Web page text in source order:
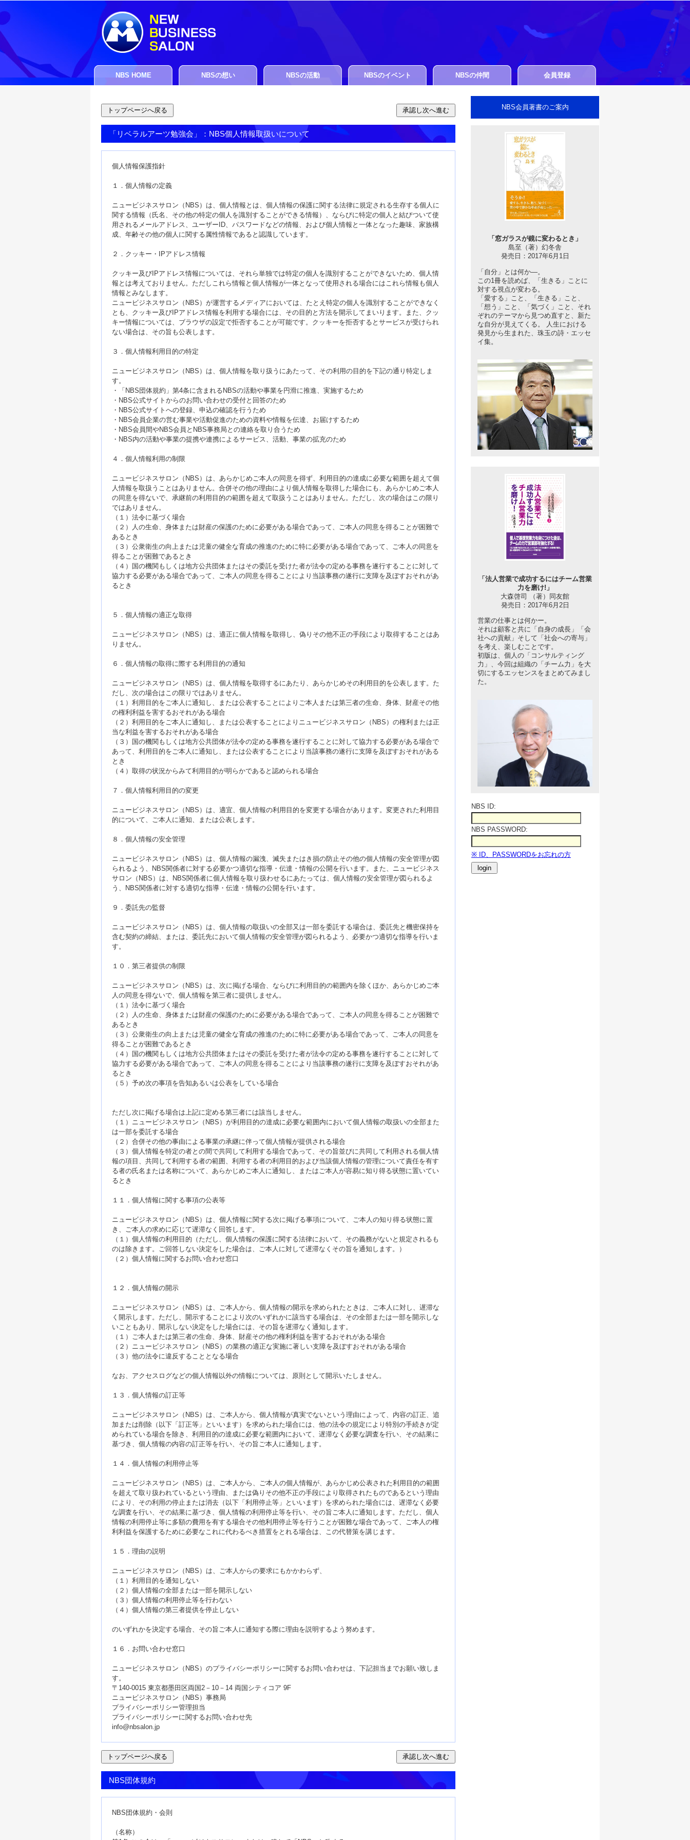
NBS HOME NBSの想い NBSの活動 NBSのイベント NBSの仲間 会員登録
「リベラルアーツ勉強会」：NBS個人情報取扱いについて
個人情報保護指針
１．個人情報の定義
ニュービジネスサロン（NBS）は、個人情報とは、個人情報の保護に関する法律に規定される生存する個人に
関する情報（氏名、その他の特定の個人を識別することができる情報）、ならびに特定の個人と結びついて使
用されるメールアドレス、ユーザーID、パスワードなどの情報、および個人情報と一体となった趣味、家族構
成、年齢その他の個人に関する属性情報であると認識しています。
２．クッキー・IPアドレス情報
クッキー及びIPアドレス情報については、それら単独では特定の個人を識別することができないため、個人情
報とは考えておりません。ただしこれら情報と個人情報が一体となって使用される場合にはこれら情報も個人
情報とみなします。
ニュービジネスサロン（NBS）が運営するメディアにおいては、たとえ特定の個人を識別することができなく
とも、クッキー及びIPアドレス情報を利用する場合には、その目的と方法を開示してまいります。また、クッ
キー情報については、ブラウザの設定で拒否することが可能です。クッキーを拒否するとサービスが受けられ
ない場合は、その旨も公表します。
３．個人情報利用目的の特定
ニュービジネスサロン（NBS）は、個人情報を取り扱うにあたって、その利用の目的を下記の通り特定しま
す。
・「NBS団体規約」第4条に含まれるNBSの活動や事業を円滑に推進、実施するため
・NBS公式サイトからのお問い合わせの受付と回答のため
・NBS公式サイトへの登録、申込の確認を行うため
・NBS会員企業の営む事業や活動促進のための資料や情報を伝達、お届けするため
・NBS会員間やNBS会員とNBS事務局との連絡を取り合うため
・NBS内の活動や事業の提携や連携によるサービス、活動、事業の拡充のため
４．個人情報利用の制限
ニュービジネスサロン（NBS）は、あらかじめご本人の同意を得ず、利用目的の達成に必要な範囲を超えて個
人情報を取扱うことはありません。合併その他の理由により個人情報を取得した場合にも、あらかじめご本人
の同意を得ないで、承継前の利用目的の範囲を超えて取扱うことはありません。ただし、次の場合はこの限り
ではありません。
（１）法令に基づく場合
（２）人の生命、身体または財産の保護のために必要がある場合であって、ご本人の同意を得ることが困難で
あるとき
（３）公衆衛生の向上または児童の健全な育成の推進のために特に必要がある場合であって、ご本人の同意を
得ることが困難であるとき
（４）国の機関もしくは地方公共団体またはその委託を受けた者が法令の定める事務を遂行することに対して
協力する必要がある場合であって、ご本人の同意を得ることにより当該事務の遂行に支障を及ぼすおそれがあ
るとき
５．個人情報の適正な取得
ニュービジネスサロン（NBS）は、適正に個人情報を取得し、偽りその他不正の手段により取得することはあ
りません。
６．個人情報の取得に際する利用目的の通知
ニュービジネスサロン（NBS）は、個人情報を取得するにあたり、あらかじめその利用目的を公表します。た
だし、次の場合はこの限りではありません。
（１）利用目的をご本人に通知し、または公表することによりご本人または第三者の生命、身体、財産その他
の権利利益を害するおそれがある場合
（２）利用目的をご本人に通知し、または公表することによりニュービジネスサロン（NBS）の権利または正
当な利益を害するおそれがある場合
（３）国の機関もしくは地方公共団体が法令の定める事務を遂行することに対して協力する必要がある場合で
あって、利用目的をご本人に通知し、または公表することにより当該事務の遂行に支障を及ぼすおそれがある
とき
（４）取得の状況からみて利用目的が明らかであると認められる場合
７．個人情報利用目的の変更
ニュービジネスサロン（NBS）は、適宜、個人情報の利用目的を変更する場合があります。変更された利用目
的について、ご本人に通知、または公表します。
８．個人情報の安全管理
ニュービジネスサロン（NBS）は、個人情報の漏洩、滅失またはき損の防止その他の個人情報の安全管理が図
られるよう、NBS関係者に対する必要かつ適切な指導・伝達・情報の公開を行います。また、ニュービジネス
サロン（NBS）は、NBS関係者に個人情報を取り扱わせるにあたっては、個人情報の安全管理が図られるよ
う、NBS関係者に対する適切な指導・伝達・情報の公開を行います。
９．委託先の監督
ニュービジネスサロン（NBS）は、個人情報の取扱いの全部又は一部を委託する場合は、委託先と機密保持を
含む契約の締結、または、委託先において個人情報の安全管理が図られるよう、必要かつ適切な指導を行いま
す。
１０．第三者提供の制限
ニュービジネスサロン（NBS）は、次に掲げる場合、ならびに利用目的の範囲内を除くほか、あらかじめご本
人の同意を得ないで、個人情報を第三者に提供しません。
（１）法令に基づく場合
（２）人の生命、身体または財産の保護のために必要がある場合であって、ご本人の同意を得ることが困難で
あるとき
（３）公衆衛生の向上または児童の健全な育成の推進のために特に必要がある場合であって、ご本人の同意を
得ることが困難であるとき
（４）国の機関もしくは地方公共団体またはその委託を受けた者が法令の定める事務を遂行することに対して
協力する必要がある場合であって、ご本人の同意を得ることにより当該事務の遂行に支障を及ぼすおそれがあ
るとき
（５）予め次の事項を告知あるいは公表をしている場合
ただし次に掲げる場合は上記に定める第三者には該当しません。
（１）ニュービジネスサロン（NBS）が利用目的の達成に必要な範囲内において個人情報の取扱いの全部また
は一部を委託する場合
（２）合併その他の事由による事業の承継に伴って個人情報が提供される場合
（３）個人情報を特定の者との間で共同して利用する場合であって、その旨並びに共同して利用される個人情
報の項目、共同して利用する者の範囲、利用する者の利用目的および当該個人情報の管理について責任を有す
る者の氏名または名称について、あらかじめご本人に通知し、またはご本人が容易に知り得る状態に置いてい
るとき
１１．個人情報に関する事項の公表等
ニュービジネスサロン（NBS）は、個人情報に関する次に掲げる事項について、ご本人の知り得る状態に置
き、ご本人の求めに応じて遅滞なく回答します。
（１）個人情報の利用目的（ただし、個人情報の保護に関する法律において、その義務がないと規定されるも
のは除きます。ご回答しない決定をした場合は、ご本人に対して遅滞なくその旨を通知します。）
（２）個人情報に関するお問い合わせ窓口
１２．個人情報の開示
ニュービジネスサロン（NBS）は、ご本人から、個人情報の開示を求められたときは、ご本人に対し、遅滞な
く開示します。ただし、開示することにより次のいずれかに該当する場合は、その全部または一部を開示しな
いこともあり、開示しない決定をした場合には、その旨を遅滞なく通知します。
（１）ご本人または第三者の生命、身体、財産その他の権利利益を害するおそれがある場合
（２）ニュービジネスサロン（NBS）の業務の適正な実施に著しい支障を及ぼすおそれがある場合
（３）他の法令に違反することとなる場合
なお、アクセスログなどの個人情報以外の情報については、原則として開示いたしません。
１３．個人情報の訂正等
ニュービジネスサロン（NBS）は、ご本人から、個人情報が真実でないという理由によって、内容の訂正、追
加または削除（以下「訂正等」といいます）を求められた場合には、他の法令の規定により特別の手続きが定
められている場合を除き、利用目的の達成に必要な範囲内において、遅滞なく必要な調査を行い、その結果に
基づき、個人情報の内容の訂正等を行い、その旨ご本人に通知します。
１４．個人情報の利用停止等
ニュービジネスサロン（NBS）は、ご本人から、ご本人の個人情報が、あらかじめ公表された利用目的の範囲
を超えて取り扱われているという理由、または偽りその他不正の手段により取得されたものであるという理由
により、その利用の停止または消去（以下「利用停止等」といいます）を求められた場合には、遅滞なく必要
な調査を行い、その結果に基づき、個人情報の利用停止等を行い、その旨ご本人に通知します。ただし、個人
情報の利用停止等に多額の費用を有する場合その他利用停止等を行うことが困難な場合であって、ご本人の権
利利益を保護するために必要なこれに代わるべき措置をとれる場合は、この代替策を講じます。
１５．理由の説明
ニュービジネスサロン（NBS）は、ご本人からの要求にもかかわらず、
（１）利用目的を通知しない
（２）個人情報の全部または一部を開示しない
（３）個人情報の利用停止等を行わない
（４）個人情報の第三者提供を停止しない
のいずれかを決定する場合、その旨ご本人に通知する際に理由を説明するよう努めます。
１６．お問い合わせ窓口
ニュービジネスサロン（NBS）のプライバシーポリシーに関するお問い合わせは、下記担当までお願い致しま
す。
〒140-0015 東京都墨田区両国2－10－14 両国シティコア 9F
ニュービジネスサロン（NBS）事務局
プライバシーポリシー管理担当
プライバシーポリシーに関するお問い合わせ先
info@nbsalon.jp
NBS団体規約
NBS団体規約・会則
（名称）
NBS会員著書のご案内
「窓ガラスが鏡に変わるとき」
島至（著）幻冬舎
発売日：2017年6月1日
「自分」とは何か―。
この1冊を読めば、「生きる」ことに
対する視点が変わる。
「愛する」こと、「生きる」こと、
「想う」こと、「気づく」こと、それ
ぞれのテーマから見つめ直すと、新た
な自分が見えてくる。 人生における
発見から生まれた、珠玉の詩・エッセ
イ集。
「法人営業で成功するにはチーム営業
力を磨け!」
大森啓司 （著）同友館
発売日：2017年6月2日
営業の仕事とは何かー。
それは顧客と共に「自身の成長」「会
社への貢献」そして「社会への寄与」
を考え、楽しむことです。
初版は、個人の「コンサルティング
力」、今回は組織の「チーム力」を大
切にするエッセンスをまとめてみまし
た。
NBS ID:
NBS PASSWORD:
※ ID、PASSWORDをお忘れの方